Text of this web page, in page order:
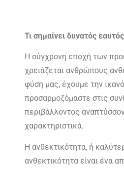
Τι σημαίνει δυνατός
Η σύγχρονη εποχή των
χρειάζεται ανθρώπους
φύση μας, έχουμε την
προσαρμοζόμαστε στις
περιβάλλοντος
χαρακτηριστικά.
Η ανθεκτικότητα, ή
ανθεκτικότητα είναι ένα